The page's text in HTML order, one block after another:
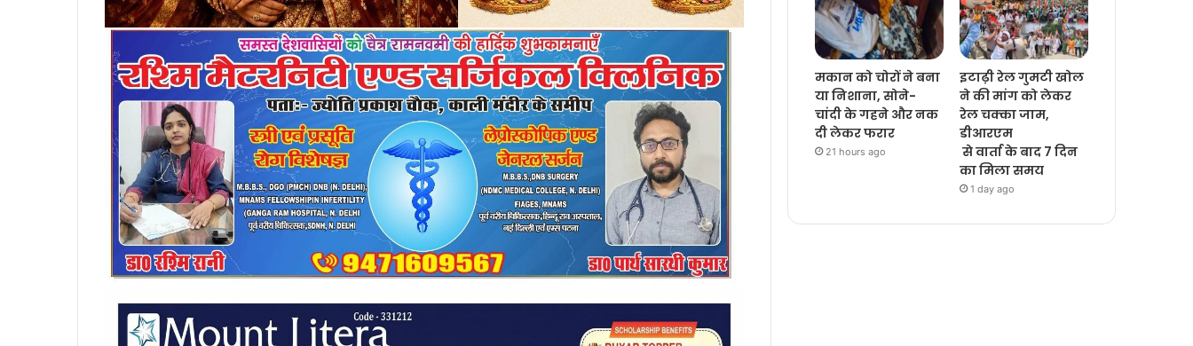
मकान को चोरों ने बना
या निशाना, सोने-
चांदी के गहने और नक
दी लेकर फरार
21 hours ago
इटाढ़ी रेल गुमटी खोल
ने की मांग को लेकर
रेल चक्का जाम,
डीआरएम
से वार्ता के बाद 7 दिन
का मिला समय
1 day ago